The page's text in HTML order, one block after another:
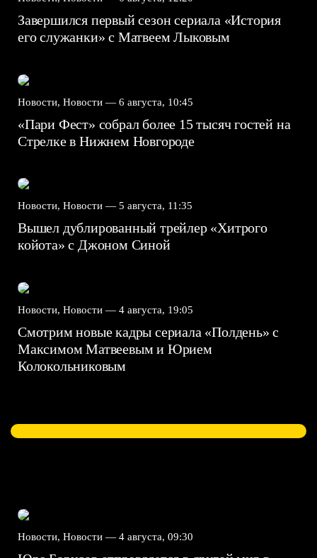
Завершился первый сезон сериала «История
его служанки» с Матвеем Лыковым
Новости, Новости — 6 августа, 10:45
«Пари Фест» собрал более 15 тысяч гостей на
Стрелке в Нижнем Новгороде
Новости, Новости — 5 августа, 11:35
Вышел дублированный трейлер «Хитрого
койота» с Джоном Синой
Новости, Новости — 4 августа, 19:05
Смотрим новые кадры сериала «Полдень» с
Максимом Матвеевым и Юрием
Колокольниковым
Новости, Новости — 4 августа, 09:30